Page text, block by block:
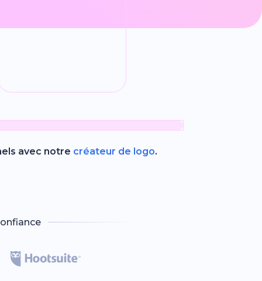
avec notre créateur de logo.